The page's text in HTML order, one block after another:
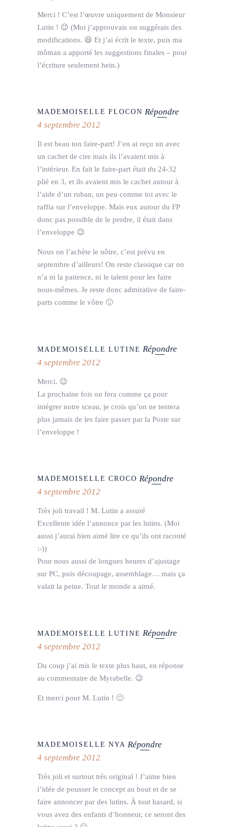
Merci ! C’est l’œuvre uniquement de Monsieur
Lutin ! 😉 (Moi j’approuvais ou suggérais des
modifications. 😆 Et j’ai écrit le texte, puis ma
môman a apporté les suggestions finales – pour
l’écriture seulement hein.)
MADEMOISELLE FLOCON Répondre
4 septembre 2012
Il est beau ton faire-part! J’en ai reçu un avec
un cachet de cire mais ils l’avaient mis à
l’intérieur. En fait le faire-part était du 24-32
plié en 3, et ils avaient mis le cachet autour à
l’aide d’un ruban, un peu comme toi avec le
raffia sur l’enveloppe. Mais eux autour du FP
donc pas possible de le perdre, il était dans
l’enveloppe 😉
Nous on l’achète le nôtre, c’est prévu en
septembre d’ailleurs! On reste classique car on
n’a ni la patience, ni le talent pour les faire
nous-mêmes. Je reste donc admirative de faire-
parts comme le vôtre 🙂
MADEMOISELLE LUTINE Répondre
4 septembre 2012
Merci. 😉
La prochaine fois on fera comme ça pour
intégrer notre sceau, je crois qu’on ne tentera
plus jamais de les faire passer par la Poste sur
l’enveloppe !
MADEMOISELLE CROCO Répondre
4 septembre 2012
Très joli travail ! M. Lutin a assuré
Excellente idée l’annonce par les lutins. (Moi
aussi j’aurai bien aimé lire ce qu’ils ont raconté
:-))
Pour nous aussi de longues heures d’ajustage
sur PC, puis découpage, assemblage… mais ça
valait la peine. Tout le monde a aimé.
MADEMOISELLE LUTINE Répondre
4 septembre 2012
Du coup j’ai mis le texte plus haut, en réponse
au commentaire de Myrabelle. 😉
Et merci pour M. Lutin ! 🙂
MADEMOISELLE NYA Répondre
4 septembre 2012
Très joli et surtout très original ! J’aime bien
l’idée de pousser le concept au bout et de se
faire annoncer par des lutins. À tout hasard, si
vous avez des enfants d’honneur, ce seront des